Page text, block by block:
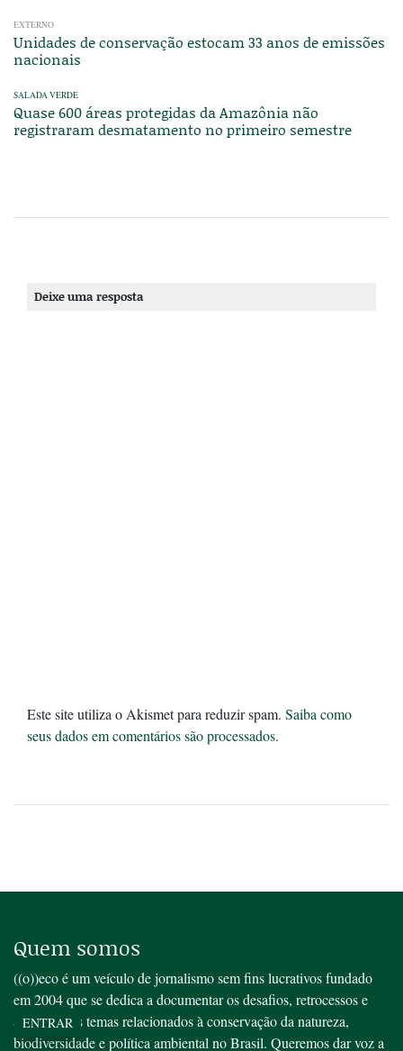
EXTERNO
Unidades de conservação estocam 33 anos de emissões
nacionais
SALADA VERDE
Quase 600 áreas protegidas da Amazônia não
registraram desmatamento no primeiro semestre
Deixe uma resposta
Este site utiliza o Akismet para reduzir spam. Saiba como
seus dados em comentários são processados.
Quem somos
((o))eco é um veículo de jornalismo sem fins lucrativos fundado
em 2004 que se dedica a documentar os desafios, retrocessos e
avanços dos temas relacionados à conservação da natureza,
biodiversidade e política ambiental no Brasil. Queremos dar voz a
ENTRAR